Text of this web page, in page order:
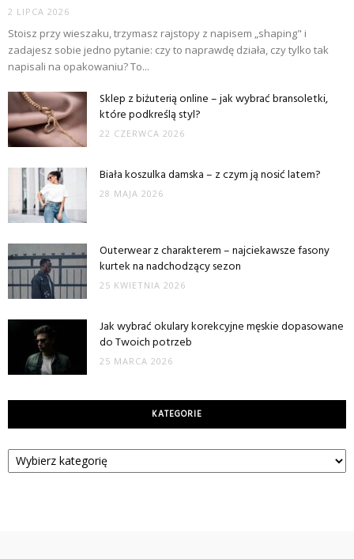
2 LIPCA 2026
Stoisz przy wieszaku, trzymasz rajstopy z napisem „shaping" i
zadajesz sobie jedno pytanie: czy to naprawdę działa, czy tylko tak
napisali na opakowaniu? To...
Sklep z biżuterią online – jak wybrać bransoletki,
które podkreślą styl?
22 CZERWCA 2026
Biała koszulka damska – z czym ją nosić latem?
28 MAJA 2026
Outerwear z charakterem – najciekawsze fasony
kurtek na nadchodzący sezon
25 KWIETNIA 2026
Jak wybrać okulary korekcyjne męskie dopasowane
do Twoich potrzeb
25 MARCA 2026
KATEGORIE
Kategorie